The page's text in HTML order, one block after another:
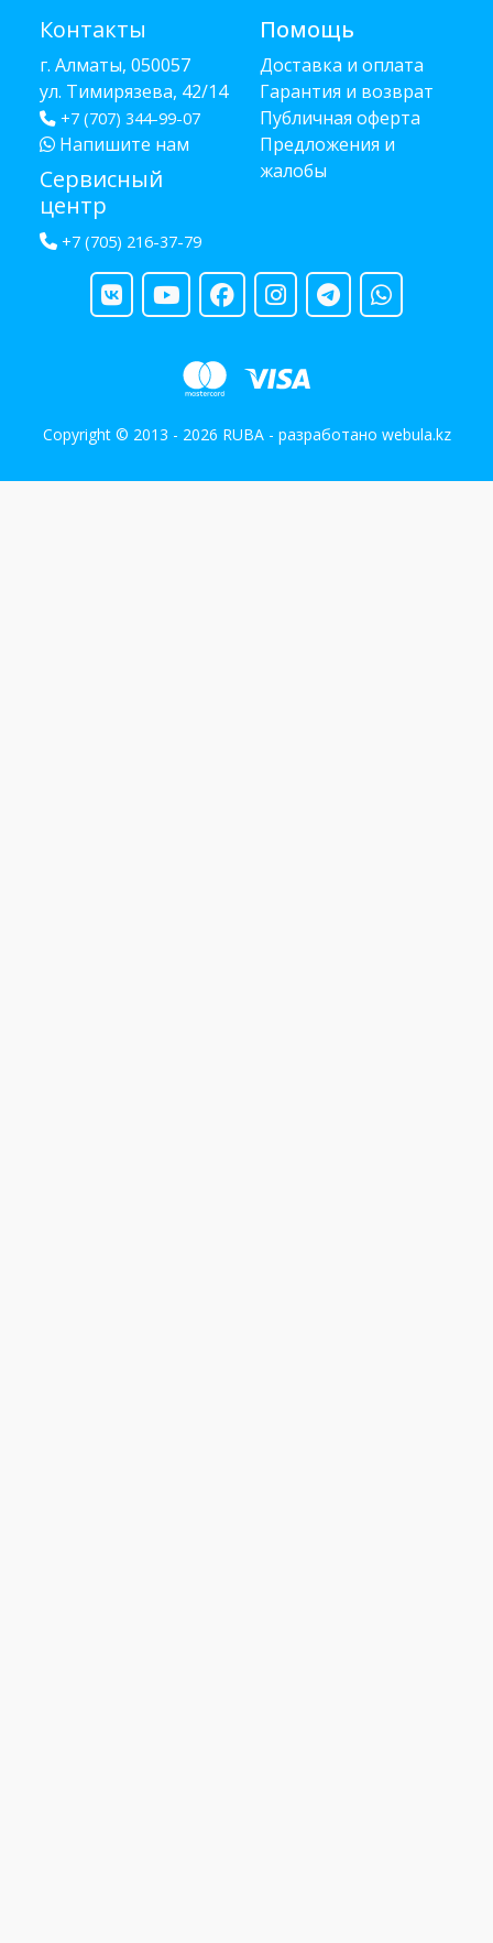
Контакты
г. Алматы, 050057
ул. Тимирязева, 42/14
+7 (707) 344-99-07
Напишите нам
Сервисный
центр
+7 (705) 216-37-79
Помощь
Доставка и оплата
Гарантия и возврат
Публичная оферта
Предложения и
жалобы
Copyright © 2013 - 2026 RUBA - разработано webula.kz